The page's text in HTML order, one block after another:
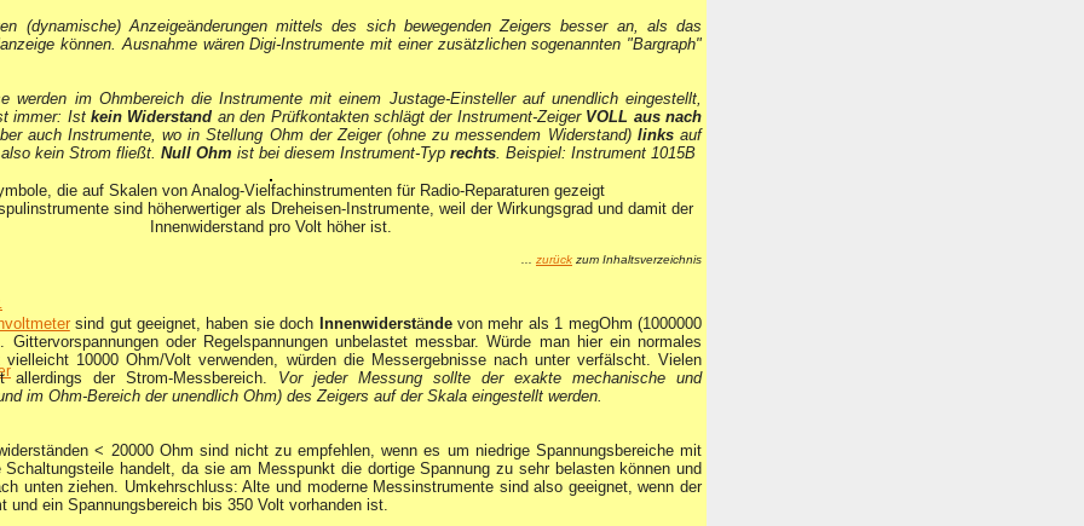
(dynamische) Anzeigeänderungen mittels des sich bewegenden Zeigers besser an, als das
können. Ausnahme wären Digi-Instrumente mit einer zusätzlichen sogenannten "Bargraph"
werden im Ohmbereich die Instrumente mit einem Justage-Einsteller auf unendlich eingestellt,
immer: Ist kein Widerstand an den Prüfkontakten schlägt der Instrument-Zeiger VOLL aus nach
auch Instrumente, wo in Stellung Ohm der Zeiger (ohne zu messendem Widerstand) linksauf
kein Strom fließt. Null Ohm ist bei diesem Instrument-Typ rechts. Beispiel: Instrument 1015B
die auf Skalen von Analog-Vielfachinstrumenten für Radio-Reparaturen gezeigt
sind höherwertiger als Dreheisen-Instrumente, weil der Wirkungsgrad und damit der
Innenwiderstand pro Volt höher ist.
zurück zum Inhaltsverzeichnis
sind gut geeignet, haben sie doch Innenwiderständevon mehr als 1 megOhm (1000000
oder Regelspannungen unbelastet messbar. Würde man hier ein normales
10000 Ohm/Volt verwenden, würden die Messergebnisse nach unter verfälscht. Vielen
allerdings der Strom-Messbereich. Vor jeder Messung sollte der exakte mechanische und
im Ohm-Bereich der unendlich Ohm) des Zeigers auf der Skala eingestellt werden.
< 20000 Ohm sind nicht zu empfehlen, wenn es um niedrige Spannungsbereiche mit
handelt, da sie am Messpunkt die dortige Spannung zu sehr belasten können und
unten ziehen. Umkehrschluss: Alte und moderne Messinstrumente sind also geeignet, wenn der
und ein Spannungsbereich bis 350 Volt vorhanden ist.